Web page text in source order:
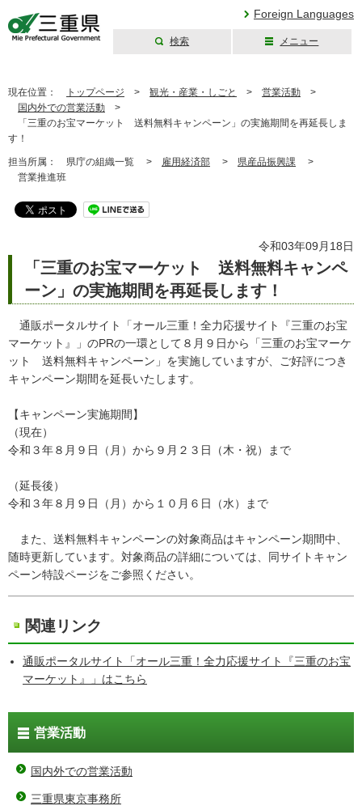
Foreign Languages
検索 メニュー
現在位置： トップページ > 観光・産業・しごと > 営業活動 >
国内外での営業活動 >
「三重のお宝マーケット 送料無料キャンペーン」の実施期間を再延長しま
す！
担当所属： 県庁の組織一覧 > 雇用経済部 > 県産品振興課 >
営業推進班
令和03年09月18日
「三重のお宝マーケット 送料無料キャンペ
ーン」の実施期間を再延長します！
通販ポータルサイト「オール三重！全力応援サイト『三重のお宝
マーケット』」のPRの一環として８月９日から「三重のお宝マーケ
ット 送料無料キャンペーン」を実施していますが、ご好評につき
キャンペーン期間を延長いたします。
【キャンペーン実施期間】
（現在）
令和３年８月９日（月）から９月２３日（木・祝）まで
（延長後）
令和３年８月９日（月）から１０月６日（水）まで
また、送料無料キャンペーンの対象商品はキャンペーン期間中、
随時更新しています。対象商品の詳細については、同サイトキャン
ペーン特設ページをご参照ください。
関連リンク
通販ポータルサイト「オール三重！全力応援サイト『三重のお宝
マーケット』」はこちら
営業活動
国内外での営業活動
三重県東京事務所